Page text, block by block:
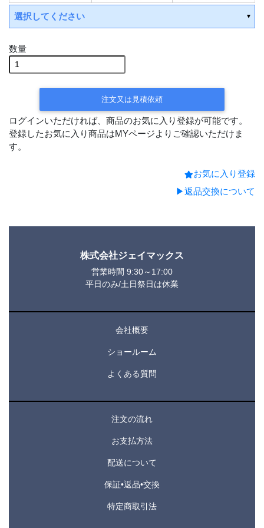
選択してください
数量
注文又は見積依頼
ログインいただければ、商品のお気に入り登録が可能です。
登録したお気に入り商品はMYページよりご確認いただけま
す。
お気に入り登録
▶返品交換について
株式会社ジェイマックス
営業時間 9:30～17:00
平日のみ/土日祭日は休業
会社概要
ショールーム
よくある質問
注文の流れ
お支払方法
配送について
保証•返品•交換
特定商取引法